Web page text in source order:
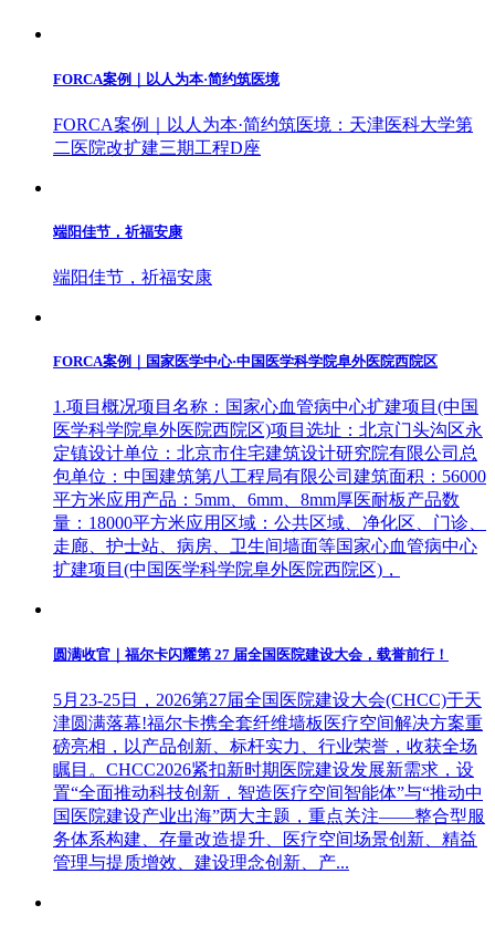
FORCA案例｜以人为本·简约筑医境
FORCA案例｜以人为本·简约筑医境：天津医科大学第
二医院改扩建三期工程D座
端阳佳节，祈福安康
端阳佳节，祈福安康
FORCA案例｜国家医学中心·中国医学科学院阜外医院西院区
1.项目概况项目名称：国家心血管病中心扩建项目(中国
医学科学院阜外医院西院区)项目选址：北京门头沟区永
定镇设计单位：北京市住宅建筑设计研究院有限公司总
包单位：中国建筑第八工程局有限公司建筑面积：56000
平方米应用产品：5mm、6mm、8mm厚医耐板产品数
量：18000平方米应用区域：公共区域、净化区、门诊、
走廊、护士站、病房、卫生间墙面等国家心血管病中心
扩建项目(中国医学科学院阜外医院西院区)，
圆满收官｜福尔卡闪耀第 27 届全国医院建设大会，载誉前行！
5月23-25日，2026第27届全国医院建设大会(CHCC)于天
津圆满落幕!福尔卡携全套纤维墙板医疗空间解决方案重
磅亮相，以产品创新、标杆实力、行业荣誉，收获全场
瞩目。CHCC2026紧扣新时期医院建设发展新需求，设
置“全面推动科技创新，智造医疗空间智能体”与“推动中
国医院建设产业出海”两大主题，重点关注——整合型服
务体系构建、存量改造提升、医疗空间场景创新、精益
管理与提质增效、建设理念创新、产...